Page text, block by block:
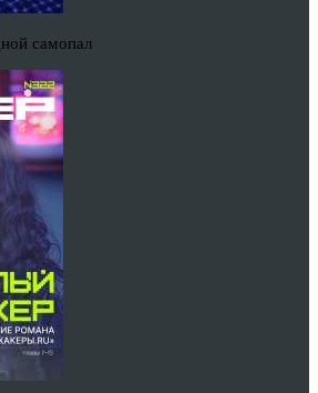
самопал